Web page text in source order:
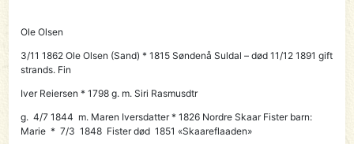
Ole Olsen
3/11 1862Ole Olsen (Sand)* 1815 Søndenå Suldal – død 11/12 1891 gift
strands. Fin
Iver Reiersen * 1798 g. m. Siri Rasmusdtr
g. 4/7 1844 m. Maren Iversdatter * 1826 Nordre Skaar Fister barn:
Marie * 7/3 1848 Fister død 1851 «Skaareflaaden»